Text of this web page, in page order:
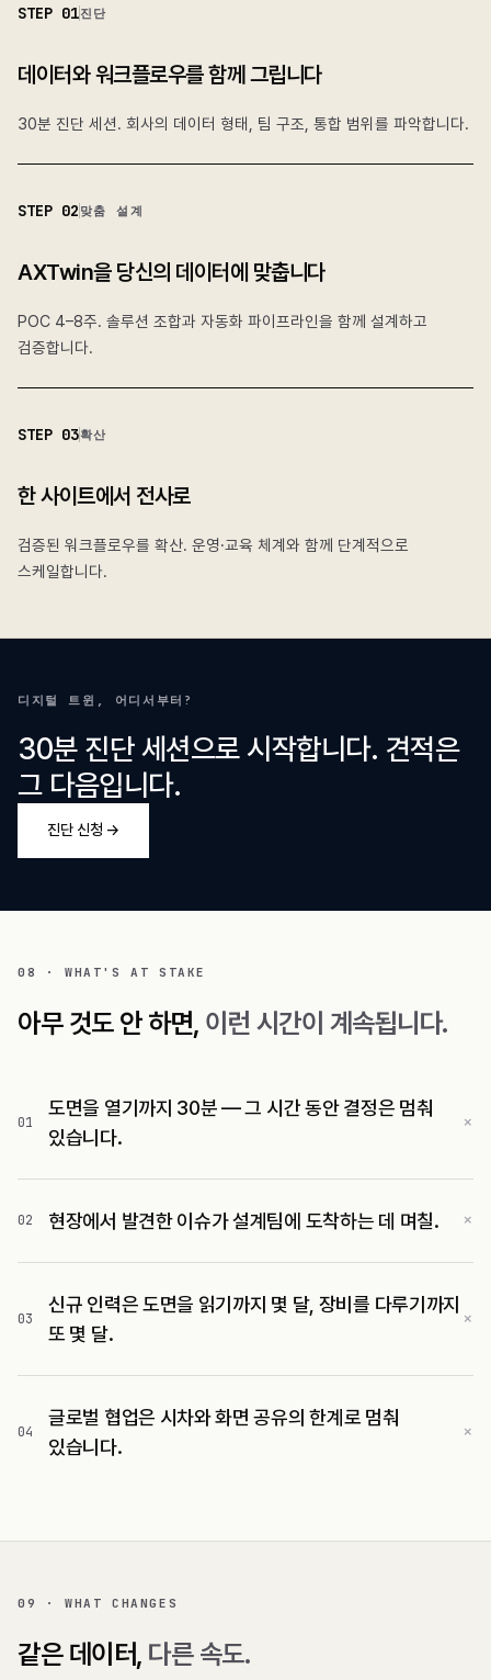
STEP 01진단
데이터와 워크플로우를 함께 그립니다
30분 진단 세션. 회사의 데이터 형태, 팀 구조, 통합 범위를 파악합니다.
STEP 02 맞춤 설계
AXTwin을 당신의 데이터에 맞춥니다
POC 4–8주. 솔루션 조합과 자동화 파이프라인을 함께 설계하고
검증합니다.
STEP 03확산
한 사이트에서 전사로
검증된 워크플로우를 확산. 운영·교육 체계와 함께 단계적으로
스케일합니다.
디지털 트윈, 어디서부터?
30분 진단 세션으로 시작합니다. 견적은
그 다음입니다.
진단 신청 →
08 · WHAT'S AT STAKE
아무 것도 안 하면, 이런 시간이 계속됩니다.
01
도면을 열기까지 30분 — 그 시간 동안 결정은 멈춰
있습니다.
×
02 현장에서 발견한 이슈가 설계팀에 도착하는 데 며칠. ×
03
신규 인력은 도면을 읽기까지 몇 달, 장비를 다루기까지
또 몇 달.
×
04
글로벌 협업은 시차와 화면 공유의 한계로 멈춰
있습니다.
×
09 · WHAT CHANGES
같은 데이터, 다른 속도.